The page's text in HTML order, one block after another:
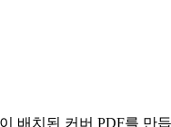
배치된 커버 PDF를 만